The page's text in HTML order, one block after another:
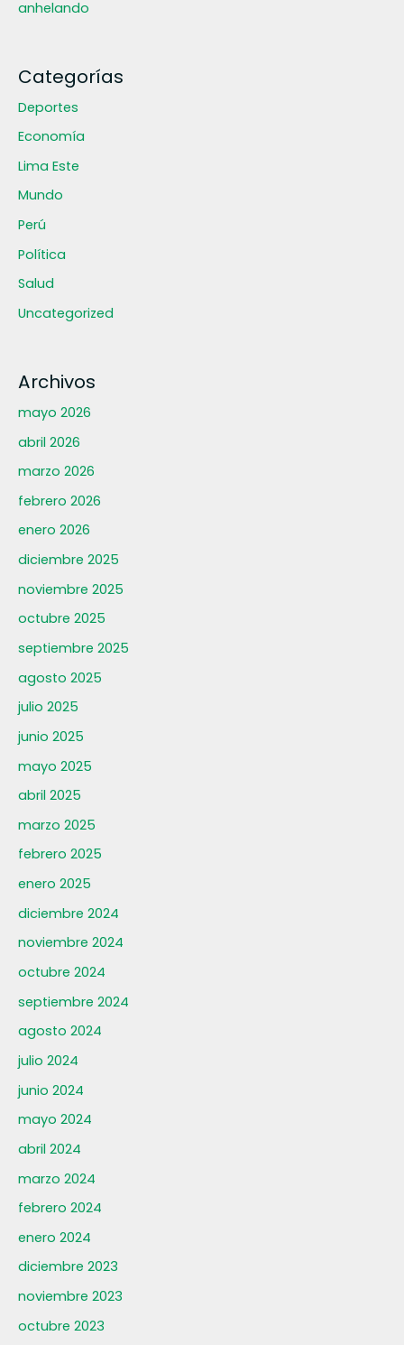
anhelando
Categorías
Deportes
Economía
Lima Este
Mundo
Perú
Política
Salud
Uncategorized
Archivos
mayo 2026
abril 2026
marzo 2026
febrero 2026
enero 2026
diciembre 2025
noviembre 2025
octubre 2025
septiembre 2025
agosto 2025
julio 2025
junio 2025
mayo 2025
abril 2025
marzo 2025
febrero 2025
enero 2025
diciembre 2024
noviembre 2024
octubre 2024
septiembre 2024
agosto 2024
julio 2024
junio 2024
mayo 2024
abril 2024
marzo 2024
febrero 2024
enero 2024
diciembre 2023
noviembre 2023
octubre 2023